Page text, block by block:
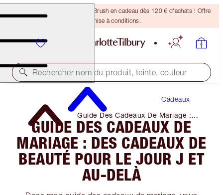
Recevez un pinceau Bronzing Brush en cadeau dès 120 € d'achats ! Offre
soumise à conditions.
Rechercher nom du produit, teinte, couleur
Cadeaux
Guide Des Cadeaux De Mariage :
Des Cadeaux De Beauté Pour Le
Jour J Et Au-Delà
GUIDE DES CADEAUX DE
MARIAGE : DES CADEAUX DE
BEAUTÉ POUR LE JOUR J ET
AU-DELÀ